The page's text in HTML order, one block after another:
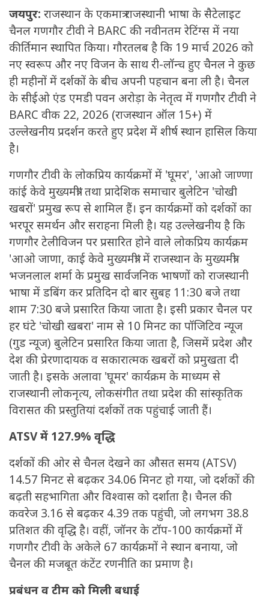
जयपुर: राजस्थान के एकमात्र राजस्थानी भाषा के सैटेलाइट
चैनल गणगौर टीवी ने BARC की नवीनतम रेटिंग्स में नया
कीर्तिमान स्थापित किया। गौरतलब है कि 19 मार्च 2026 को
नए स्वरूप और नए विजन के साथ री-लॉन्च हुए चैनल ने कुछ
ही महीनों में दर्शकों के बीच अपनी पहचान बना ली है। चैनल
के सीईओ एंड एमडी पवन अरोड़ा के नेतृत्व में गणगौर टीवी ने
BARC वीक 22, 2026 (राजस्थान ऑल 15+) में
उल्लेखनीय प्रदर्शन करते हुए प्रदेश में शीर्ष स्थान हासिल किया
है।
गणगौर टीवी के लोकप्रिय कार्यक्रमों में 'घूमर', 'आओ जाण्णा
कांई केवे मुख्यमंत्री' तथा प्रादेशिक समाचार बुलेटिन 'चोखी
खबरों' प्रमुख रूप से शामिल हैं। इन कार्यक्रमों को दर्शकों का
भरपूर समर्थन और सराहना मिली है। यह उल्लेखनीय है कि
गणगौर टेलीविजन पर प्रसारित होने वाले लोकप्रिय कार्यक्रम
'आओ जाणा, काई केवे मुख्यमंत्री' में राजस्थान के मुख्यमंत्री
भजनलाल शर्मा के प्रमुख सार्वजनिक भाषणों को राजस्थानी
भाषा में डबिंग कर प्रतिदिन दो बार सुबह 11:30 बजे तथा
शाम 7:30 बजे प्रसारित किया जाता है। इसी प्रकार चैनल पर
हर घंटे 'चोखी खबरा' नाम से 10 मिनट का पॉजिटिव न्यूज
(गुड न्यूज) बुलेटिन प्रसारित किया जाता है, जिसमें प्रदेश और
देश की प्रेरणादायक व सकारात्मक खबरों को प्रमुखता दी
जाती है। इसके अलावा 'घूमर' कार्यक्रम के माध्यम से
राजस्थानी लोकनृत्य, लोकसंगीत तथा प्रदेश की सांस्कृतिक
विरासत की प्रस्तुतियां दर्शकों तक पहुंचाई जाती हैं।
ATSV में 127.9% वृद्धि
दर्शकों की ओर से चैनल देखने का औसत समय (ATSV)
14.57 मिनट से बढ़कर 34.06 मिनट हो गया, जो दर्शकों की
बढ़ती सहभागिता और विश्वास को दर्शाता है। चैनल की
कवरेज 3.16 से बढ़कर 4.39 तक पहुंची, जो लगभग 38.8
प्रतिशत की वृद्धि है। वहीं, जॉनर के टॉप-100 कार्यक्रमों में
गणगौर टीवी के अकेले 67 कार्यक्रमों ने स्थान बनाया, जो
चैनल की मजबूत कंटेंट रणनीति का प्रमाण है।
प्रबंधन व टीम को मिली बधाई